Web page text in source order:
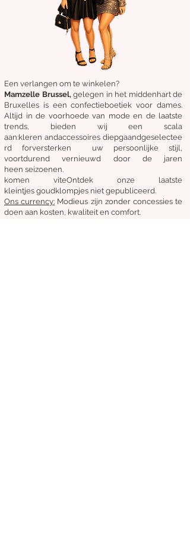
Een verlangen om te winkelen?
Mamzelle Brussel, gelegen in het middenhartde
Bruxelles is een confectieboetiek voor dames.
Altijd in de voorhoede van mode en de laatste
trends, bieden wij een scala
aan:kleren andaccessoires diepgaandgeselectee
rd forversterken uw persoonlijke stijl,
voortdurend vernieuwd door de jaren
heen seizoenen.
komen viteOntdek onze laatste
kleintjes goudklompjes niet gepubliceerd.
Ons currency: Modieus zijn zonder concessies te
doen aan kosten, kwaliteit en comfort.